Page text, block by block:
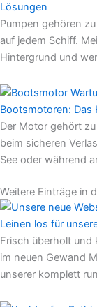
Lösungen
Pumpen gehören
auf jedem Schiff.
Hintergrund und
Bootsmotoren: Das
Der Motor gehört
beim sicheren
See oder während
Weitere Einträge in
Leinen los für
Frisch überholt und
im neuen Gewand
unserer komplett